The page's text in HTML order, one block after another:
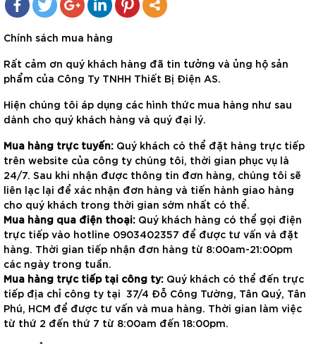
Chính sách mua hàng
Rất cảm ơn quý khách hàng đã tin tưởng và ủng hộ sản
phẩm của Công Ty TNHH Thiết Bị Điện AS.
Hiện chúng tôi áp dụng các hình thức mua hàng như sau
dành cho quý khách hàng và quý đại lý.
Mua hàng trực tuyến: Quý khách có thể đặt hàng trực tiếp
trên website của công ty chúng tôi, thời gian phục vụ là
24/7. Sau khi nhận được thông tin đơn hàng, chúng tôi sẽ
liên lạc lại để xác nhận đơn hàng và tiến hành giao hàng
cho quý khách trong thời gian sớm nhất có thể.
Mua hàng qua điện thoại: Quý khách hàng có thể gọi điện
trực tiếp vào hotline 0903402357 để được tư vấn và đặt
hàng. Thời gian tiếp nhận đơn hàng từ 8:00am-21:00pm
các ngày trong tuần.
Mua hàng trực tiếp tại công ty: Quý khách có thể đến trực
tiếp địa chỉ công ty tại 37/4 Đỗ Công Tường, Tân Quý, Tân
Phú, HCM để được tư vấn và mua hàng. Thời gian làm việc
từ thứ 2 đến thứ 7 từ 8:00am đến 18:00pm.